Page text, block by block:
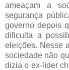
ameaçam a
segurança
governo depois
dificulta a
eleições. Nesse
sociedade não
dizia o ex-líder